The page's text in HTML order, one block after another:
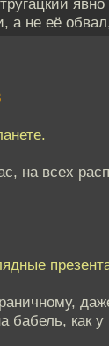
а не её
на всех
бабель, как